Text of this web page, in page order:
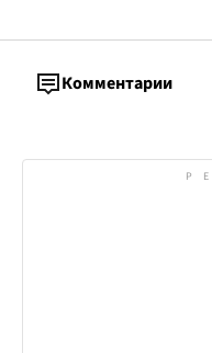
Комментарии